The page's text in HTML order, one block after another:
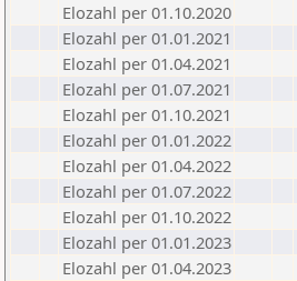
Elozahl per 01.10.2020
Elozahl per 01.01.2021
Elozahl per 01.04.2021
Elozahl per 01.07.2021
Elozahl per 01.10.2021
Elozahl per 01.01.2022
Elozahl per 01.04.2022
Elozahl per 01.07.2022
Elozahl per 01.10.2022
Elozahl per 01.01.2023
Elozahl per 01.04.2023